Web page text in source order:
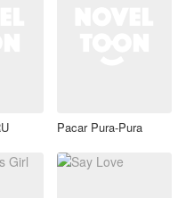
Pacar Pura-Pura